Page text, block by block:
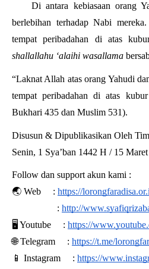
Di antara kebiasaan orang
berlebihan terhadap Nabi
shallallahu ‘alaihi wasallama
“Laknat Allah atas orang Yahudi
tempat peribadahan di atas
Bukhari 435 dan Muslim 531).
Disusun & Dipublikasikan Oleh
Senin, 1 Sya’ban 1442 H / 15 Maret
Follow dan support akun kami :
🌏 Web
: https://
: http://
🖥 Youtube
: https://
🌐 Telegram
: https://t.me/
📱 Instagram
: https://